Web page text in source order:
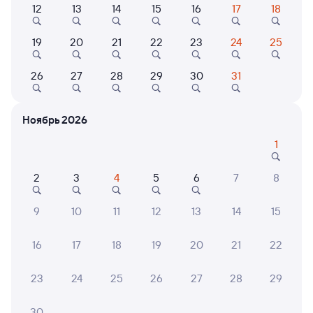
Найдём билет на поезд за вас
Отели в Сухуме
Гостевой дом Алиса
Дизайн-отель
Garuda Boutique
12 13 14 15 16 17 18
19 20 21 22 23 24 25
26 27 28 29 30 31
Ноябрь 2026
1
2 3 4 5 6 7 8
9 10 11 12 13 14 15
16 17 18 19 20 21 22
23 24 25 26 27 28 29